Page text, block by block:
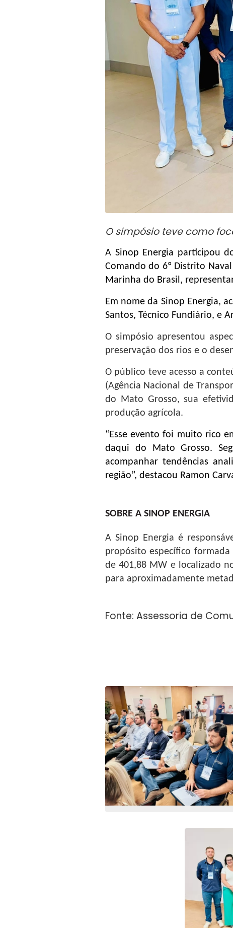
O simpósio teve como
A Sinop Energia participou
Comando do 6º Distrito
Marinha do Brasil,
Em nome da Sinop Energia,
Santos, Técnico Fundiário, e
O simpósio apresentou
preservação dos rios e o
O público teve acesso a
(Agência Nacional de
do Mato Grosso, sua
produção agrícola.
“Esse evento foi muito rico
daqui do Mato Grosso.
acompanhar tendências
região”, destacou Ramon
SOBRE A SINOP ENERGIA
A Sinop Energia é
propósito específico formada
de 401,88 MW e localizado
para aproximadamente
Fonte: Assessoria de